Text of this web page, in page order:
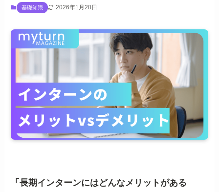
基礎知識 2026年1月20日
「長期インターンにはどんなメリットがある